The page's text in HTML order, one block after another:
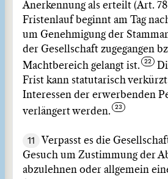
Anerkennung als erteilt (Art.
Fristenlauf beginnt am Tag
um Genehmigung der
der Gesellschaft zugegangen
Machtbereich gelangt ist.
Frist kann statutarisch
Interessen der erwerbenden
verlängert werden.
11
Verpasst es die
Gesuch um Zustimmung der
abzulehnen oder allgemein